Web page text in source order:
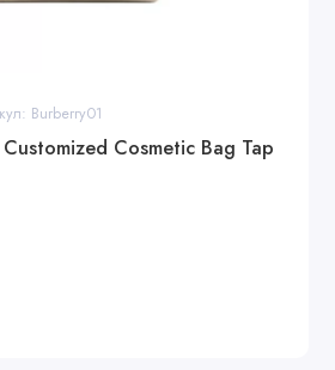
Burberry01
Cosmetic Bag Tap